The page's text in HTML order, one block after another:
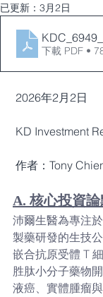
已更新： 3月2日
下載 PDF •
2026年2月2日
KD Investment
作者：Tony
A. 核心投資論
沛爾生醫為專注
製藥研發的生技
嵌合抗原受體 T
胜肽小分子藥物
液癌、實體腫瘤